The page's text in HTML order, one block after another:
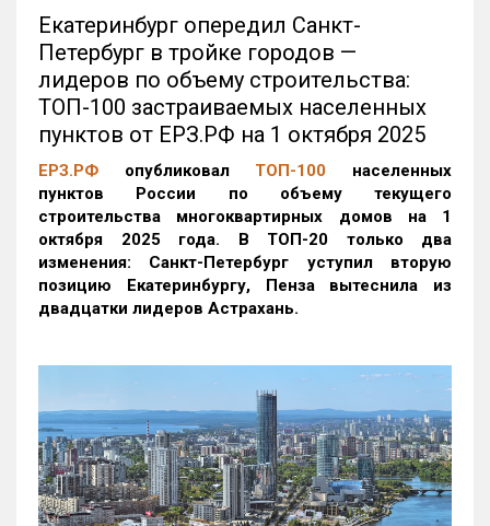
Екатеринбург опередил Санкт-
Петербург в тройке городов —
лидеров по объему строительства:
ТОП-100 застраиваемых населенных
пунктов от ЕРЗ.РФ на 1 октября 2025
ЕРЗ.РФ опубликовал ТОП-100 населенных
пунктов России по объему текущего
строительства многоквартирных домов на 1
октября 2025 года. В ТОП-20 только два
изменения: Санкт-Петербург уступил вторую
позицию Екатеринбургу, Пенза вытеснила из
двадцатки лидеров Астрахань.